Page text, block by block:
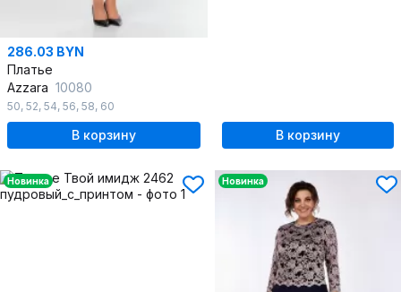
286.03 BYN
Платье
Azzara 10080
50, 52, 54, 56, 58, 60
В корзину В корзину
Новинка Новинка